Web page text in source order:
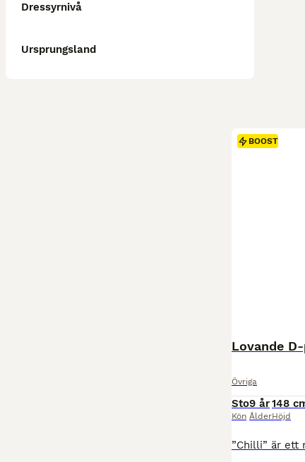
Dressyrnivå
Ursprungsland
BOOST
Lovande
Övriga
Sto
Kön
9 år
Ålder
148
Höjd